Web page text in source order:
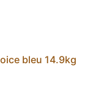
bleu 14.9kg